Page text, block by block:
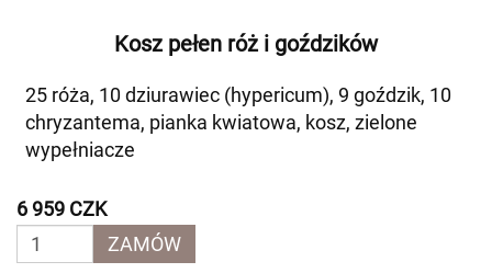
Kosz pełen róż i goździków
25 róża, 10 dziurawiec (hypericum), 9 goździk, 10
chryzantema, pianka kwiatowa, kosz, zielone
wypełniacze
6 959 CZK
ZAMÓW